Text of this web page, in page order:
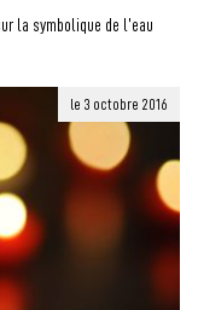
la symbolique de l’eau
le 3 octobre 2016